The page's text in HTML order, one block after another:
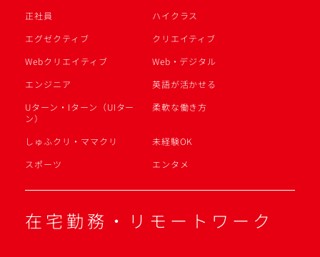
正社員
ハイクラス
エグゼクティブ
クリエイティブ
Webクリエイティブ
Web・デジタル
エンジニア
英語が活かせる
Uターン・Iターン（UIター
ン）
柔軟な働き方
しゅふクリ・ママクリ
未経験OK
スポーツ
エンタメ
在宅勤務・リモートワーク